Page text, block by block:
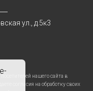
ул., д.5к3
нашего сайта в
согласия на обработку своих